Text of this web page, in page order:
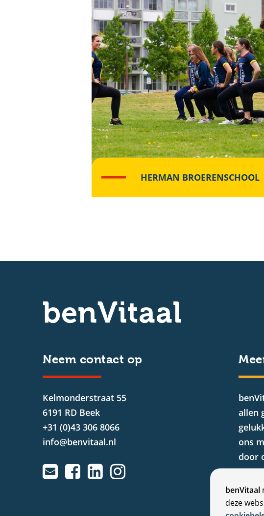
C
benVitaal
deze
HERMAN BROERENSCHOOL
benVitaal
Neem contact op
Kelmonderstraat 55
6191 RD Beek
+31 (0)43 306 8066
info@benvitaal.nl
allen
ons
door